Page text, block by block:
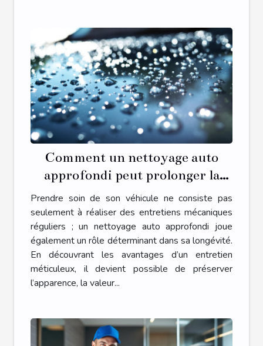
Comment un nettoyage auto
approfondi peut prolonger la
durée de vie de votre véhicule
Prendre soin de son véhicule ne consiste pas
seulement à réaliser des entretiens mécaniques
réguliers ; un nettoyage auto approfondi joue
également un rôle déterminant dans sa longévité.
En découvrant les avantages d’un entretien
méticuleux, il devient possible de préserver
l’apparence, la valeur...